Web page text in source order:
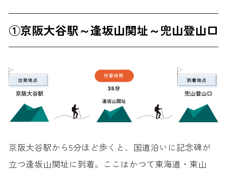
①京阪大谷駅～逢坂山関址～兜山登山口
京阪大谷駅から5分ほど歩くと、国道沿いに記念碑が
立つ逢坂山関址に到着。ここはかつて東海道・東山